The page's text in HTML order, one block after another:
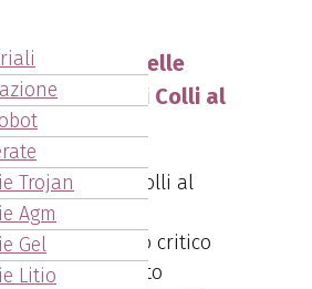
Trojan
Agm
Gel
Litio
delle
elevatori Colli al
un ruolo critico
il funzionamento